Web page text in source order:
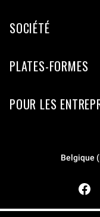
SOCIÉTÉ
PLATES-FORMES
POUR LES
Belgique